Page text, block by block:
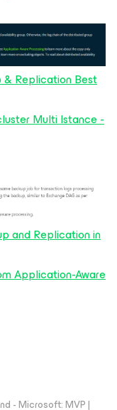
& Replication Best
Multi Istance -
and Replication in
Application-Aware
- Microsoft: MVP |